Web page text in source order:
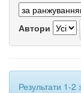
Автори
Результати 1-2